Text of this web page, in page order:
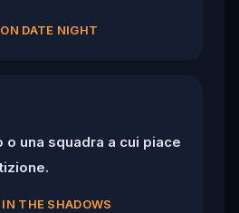
DATE NIGHT
o una squadra a cui piace
THE SHADOWS